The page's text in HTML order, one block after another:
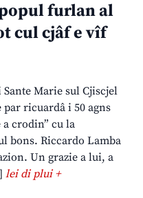
furlan al
cul cjâf e vîf
Marie sul Cjiscjel
ricuardâ i 50 agns
crodin” cu la
bons. Riccardo Lamba
Un grazie a lui, a
lei di plui +